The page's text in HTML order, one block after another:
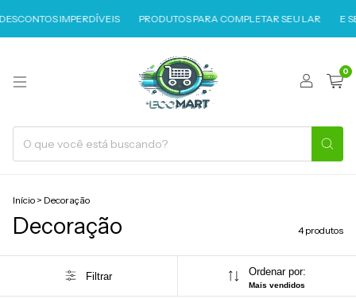
IMPERDÍVEIS PRODUTOS PARA COMPLETAR SEU LAR E
0
Início > Decoração
Decoração 4 produtos
Filtrar Ordenar por:
Mais vendidos